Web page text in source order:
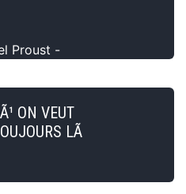
Proust -
ON VEUT
LÃ